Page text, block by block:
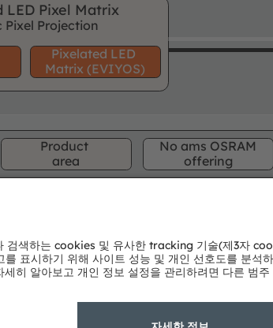
Product
area
No ams OSRAM
offering
Pixel Matrix
Pixel Projection
Pixelated LED
Matrix (EVIYOS)